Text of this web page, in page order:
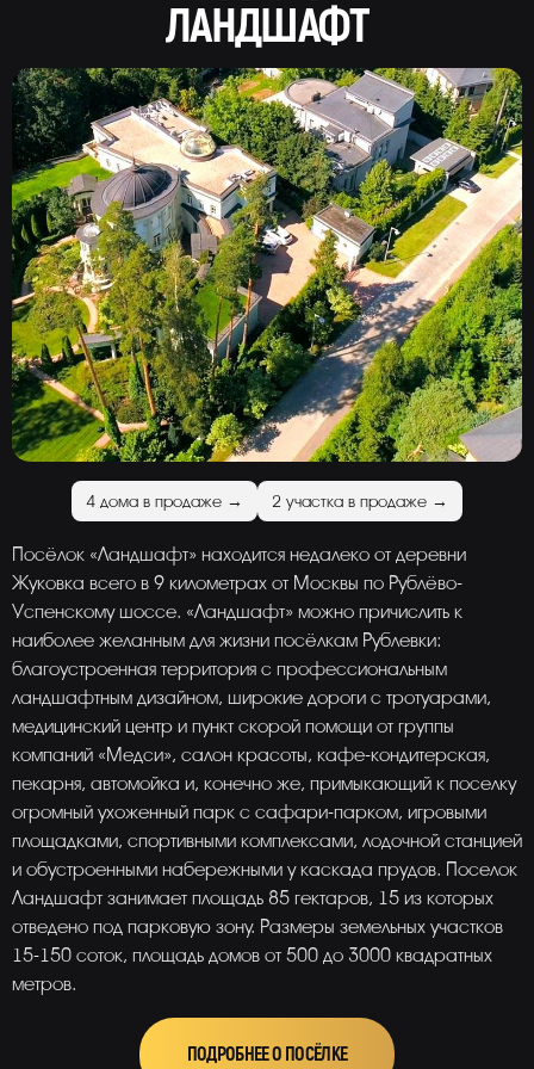
ЛАНДШАФТ
4 дома в продаже → 2 участка в продаже →
Посёлок «Ландшафт» находится недалеко от деревни
Жуковка всего в 9 километрах от Москвы по Рублёво-
Успенскому шоссе. «Ландшафт» можно причислить к
наиболее желанным для жизни посёлкам Рублевки:
благоустроенная территория с профессиональным
ландшафтным дизайном, широкие дороги с тротуарами,
медицинский центр и пункт скорой помощи от группы
компаний «Медси», салон красоты, кафе-кондитерская,
пекарня, автомойка и, конечно же, примыкающий к поселку
огромный ухоженный парк с сафари-парком, игровыми
площадками, спортивными комплексами, лодочной станцией
и обустроенными набережными у каскада прудов. Поселок
Ландшафт занимает площадь 85 гектаров, 15 из которых
отведено под парковую зону. Размеры земельных участков
15-150 соток, площадь домов от 500 до 3000 квадратных
метров.
ПОДРОБНЕЕ О ПОСЁЛКЕ